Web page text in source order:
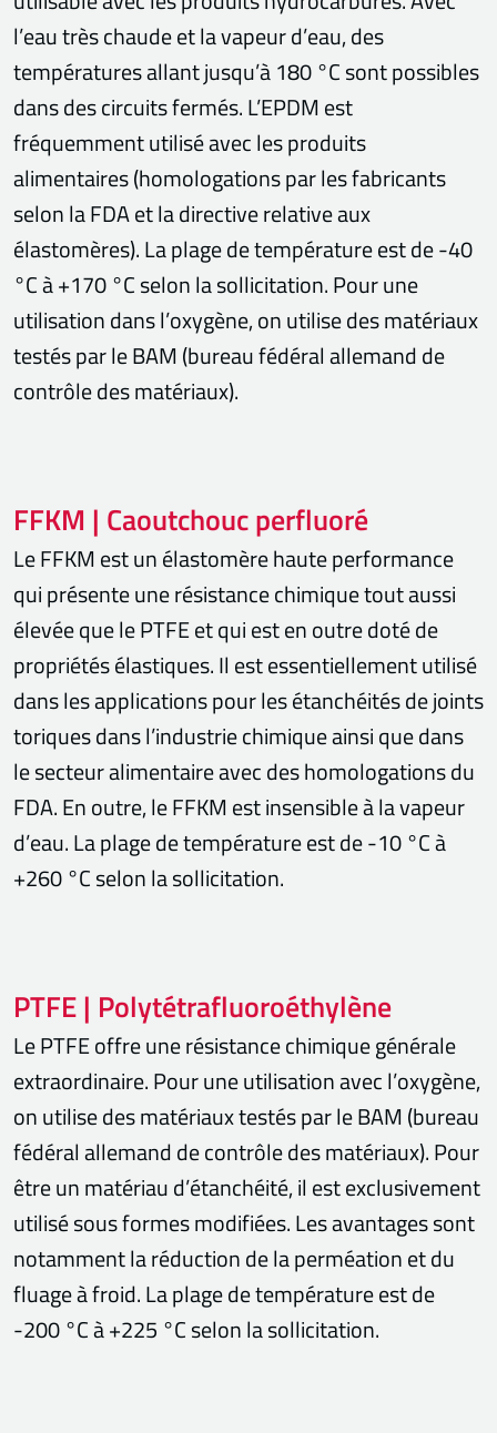
l’eau très chaude et la vapeur d’eau, des
températures allant jusqu’à 180 °C sont possibles
dans des circuits fermés. L’EPDM est
fréquemment utilisé avec les produits
alimentaires (homologations par les fabricants
selon la FDA et la directive relative aux
élastomères). La plage de température est de -40
°C à +170 °C selon la sollicitation. Pour une
utilisation dans l’oxygène, on utilise des matériaux
testés par le BAM (bureau fédéral allemand de
contrôle des matériaux).
FFKM | Caoutchouc perfluoré
Le FFKM est un élastomère haute performance
qui présente une résistance chimique tout aussi
élevée que le PTFE et qui est en outre doté de
propriétés élastiques. Il est essentiellement utilisé
dans les applications pour les étanchéités de joints
toriques dans l’industrie chimique ainsi que dans
le secteur alimentaire avec des homologations du
FDA. En outre, le FFKM est insensible à la vapeur
d’eau. La plage de température est de -10 °C à
+260 °C selon la sollicitation.
PTFE | Polytétrafluoroéthylène
Le PTFE offre une résistance chimique générale
extraordinaire. Pour une utilisation avec l’oxygène,
on utilise des matériaux testés par le BAM (bureau
fédéral allemand de contrôle des matériaux). Pour
être un matériau d’étanchéité, il est exclusivement
utilisé sous formes modifiées. Les avantages sont
notamment la réduction de la perméation et du
fluage à froid. La plage de température est de
-200 °C à +225 °C selon la sollicitation.